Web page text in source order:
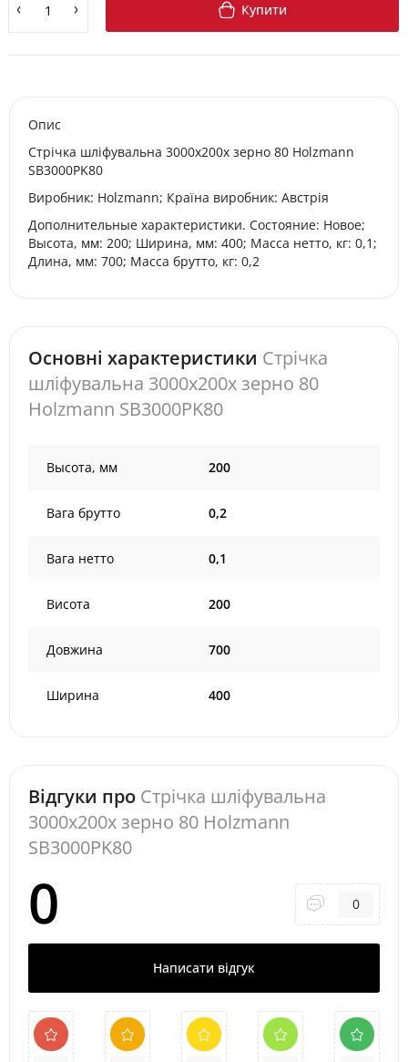
Купити
Опис
Стрічка шліфувальна 3000x200x зерно 80 Holzmann
SB3000PK80
Виробник: Holzmann; Країна виробник: Австрія
Дополнительные характеристики. Состояние: Новое;
Высота, мм: 200; Ширина, мм: 400; Масса нетто, кг: 0,1;
Длина, мм: 700; Масса брутто, кг: 0,2
Основні характеристики Стрічка
шліфувальна 3000x200x зерно 80
Holzmann SB3000PK80
Высота, мм 200
Вага брутто 0,2
Вага нетто 0,1
Висота 200
Довжина 700
Ширина 400
Відгуки про Стрічка шліфувальна
3000x200x зерно 80 Holzmann
SB3000PK80
0 0
Написати відгук